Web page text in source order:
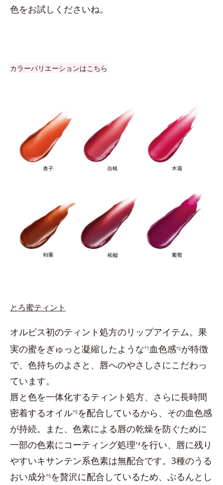
色をお試しくださいね。
カラーバリエーションはこちら
とろ蜜ティント
オルビス初のティント処方のリップアイテム。果
実の蜜をぎゅっと凝縮したような*1 血色感*2が特徴
で、色持ちのよさと、唇へのやさしさにこだわっ
ています。
唇と色を一体化するティント処方、さらに長時間
密着するオイル*3 を配合しているから、その血色感
が持続。また、色素による唇の乾燥を防ぐために
一部の色素にコーティング処理*4を行い、唇に残り
やすいキサンテン系色素は無配合です。3種のうる
おい成分*5を贅沢に配合しているため、ぷるんとし